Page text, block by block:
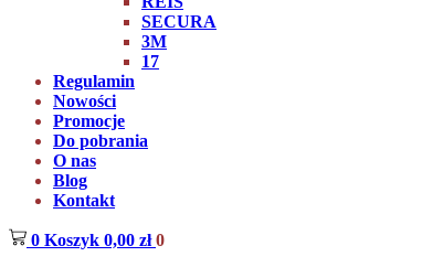
SECURA
3M
17
Regulamin
Nowości
Promocje
Do pobrania
O nas
Blog
Kontakt
0 Koszyk 0,00 zł 0